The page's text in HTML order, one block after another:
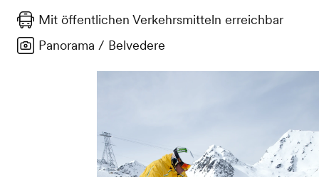
Mit öffentlichen Verkehrsmitteln erreichbar
Panorama / Belvedere